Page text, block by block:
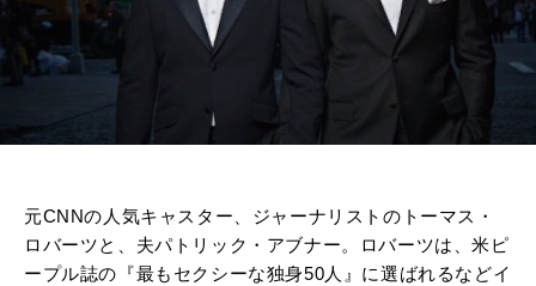
元CNNの人気キャスター、ジャーナリストのトーマス・
ロバーツと、夫パトリック・アブナー。ロバーツは、米ピ
ープル誌の『最もセクシーな独身50人』に選ばれるなどイ